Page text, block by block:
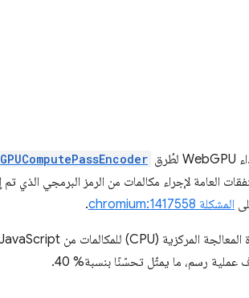
GPUComputePassEncoder
المشكلة chromium:1417558 .